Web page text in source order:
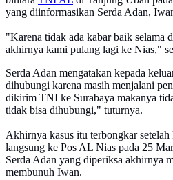
yang diinformasikan Serda Adan,
"Karena tidak ada kabar baik selama
akhirnya kami pulang lagi ke Nias,"
Serda Adan mengatakan kepada
dihubungi karena masih menjalani
dikirim TNI ke Surabaya makanya
tidak bisa dihubungi," tuturnya.
Akhirnya kasus itu terbongkar
langsung ke Pos AL Nias pada 25
Serda Adan yang diperiksa akhirnya
membunuh Iwan.